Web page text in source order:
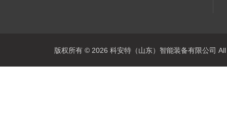
版权所有 © 2026 科安特（山东）智能装备有限公